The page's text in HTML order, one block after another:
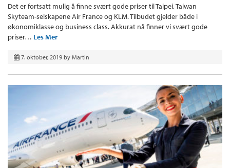
Det er fortsatt mulig å finne svært gode priser til Taipei, Taiwan
Skyteam-selskapene Air France og KLM. Tilbudet gjelder både i
økonomiklasse og business class. Akkurat nå finner vi svært gode
priser… Les Mer
7. oktober, 2019 by Martin